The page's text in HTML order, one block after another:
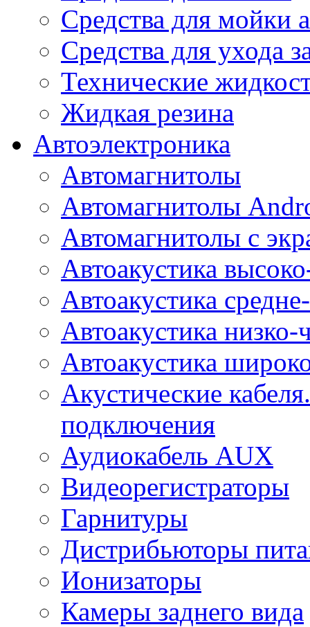
Средства для мойки
Средства для ухода
Технические
Жидкая резина
Автоэлектроника
Автомагнитолы
Автомагнитолы
Автомагнитолы с
Автоакустика
Автоакустика
Автоакустика низко-
Автоакустика
Акустические
подключения
Аудиокабель AUX
Видеорегистраторы
Гарнитуры
Дистрибьюторы
Ионизаторы
Камеры заднего вида